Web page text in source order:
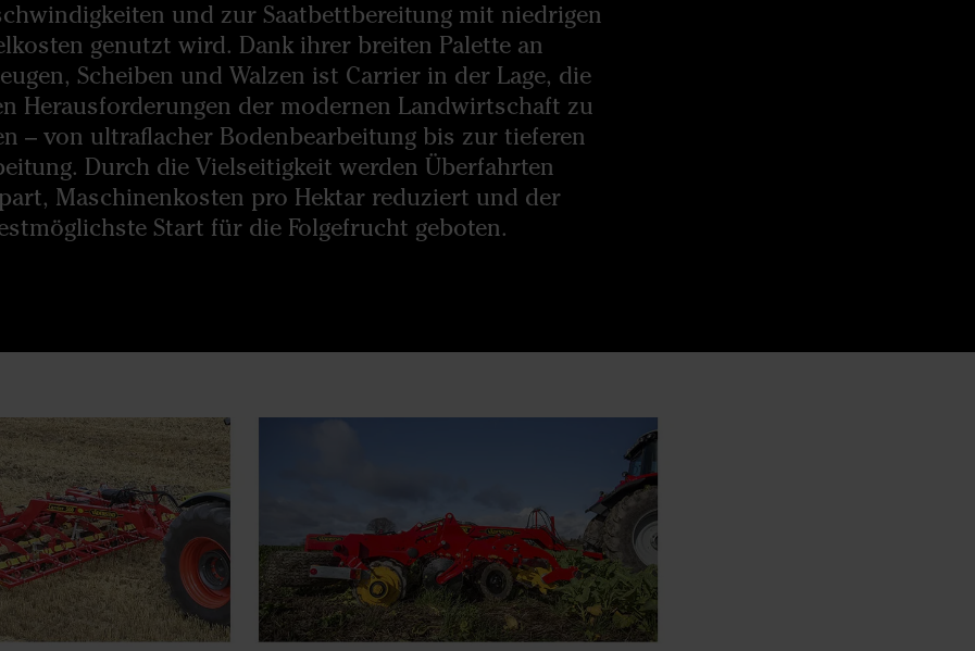
und zur Saatbettbereitung mit niedrigen
genutzt wird. Dank ihrer breiten Palette an
Scheiben und Walzen ist Carrier in der Lage, die
Herausforderungen der modernen Landwirtschaft zu
– von ultraflacher Bodenbearbeitung bis zur tieferen
Durch die Vielseitigkeit werden Überfahrten
Maschinenkosten pro Hektar reduziert und der
Start für die Folgefrucht geboten.